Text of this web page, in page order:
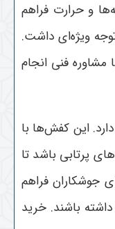
و حرارت فراهم
ویژه‌ای داشت.
فنی انجام
این کفش‌ها با
پرتابی باشد تا
جوشکاران فراهم
باشند. خرید